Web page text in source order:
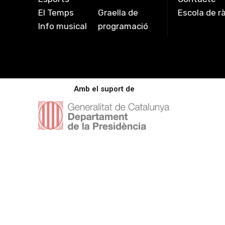
El Temps
Info musical
Graella de
programació
Escola de
Amb el suport de